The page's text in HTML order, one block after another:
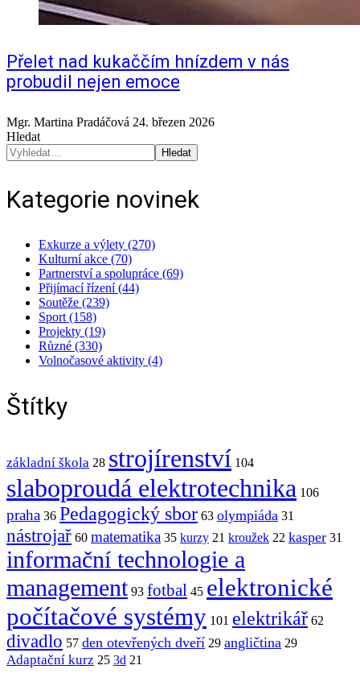
Přelet nad kukaččím hnízdem v nás
probudil nejen emoce
Mgr. Martina Pradáčová 24. březen 2026
Hledat
Hledat
Kategorie novinek
Exkurze a výlety (270)
Kulturní akce (70)
Partnerství a spolupráce (69)
Přijímací řízení (44)
Soutěže (239)
Sport (158)
Projekty (19)
Různé (330)
Volnočasové aktivity (4)
Štítky
základní škola 28 strojírenství 104
slaboproudá elektrotechnika 106
praha 36 Pedagogický sbor 63 olympiáda 31
nástrojař 60 matematika 35 kurzy 21 kroužek 22 kasper 31
informační technologie a
management 93 fotbal 45 elektronické
počítačové systémy 101 elektrikář 62
divadlo 57 den otevřených dveří 29 angličtina 29
Adaptační kurz 25 3d 21